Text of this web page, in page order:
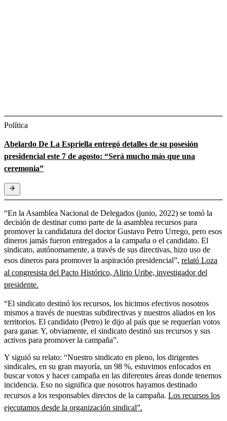
Política
Abelardo De La Espriella entregó detalles de su posesión
presidencial este 7 de agosto: “Será mucho más que una
ceremonia”
“En la Asamblea Nacional de Delegados (junio, 2022) se tomó la
decisión de destinar como parte de la asamblea recursos para
promover la candidatura del doctor Gustavo Petro Urrego, pero esos
dineros jamás fueron entregados a la campaña o el candidato. El
sindicato, autónomamente, a través de sus directivas, hizo uso de
esos dineros para promover la aspiración presidencial”, relató Loza
al congresista del Pacto Histórico, Alirio Uribe, investigador del
presidente.
“El sindicato destinó los recursos, los hicimos efectivos nosotros
mismos a través de nuestras subdirectivas y nuestros aliados en los
territorios. El candidato (Petro) le dijo al país que se requerían votos
para ganar. Y, obviamente, el sindicato destinó sus recursos y sus
activos para promover la campaña”.
Y siguió su relato: “Nuestro sindicato en pleno, los dirigentes
sindicales, en su gran mayoría, un 98 %, estuvimos enfocados en
buscar votos y hacer campaña en las diferentes áreas donde tenemos
incidencia. Eso no significa que nosotros hayamos destinado
recursos a los responsables directos de la campaña. Los recursos los
ejecutamos desde la organización sindical”.